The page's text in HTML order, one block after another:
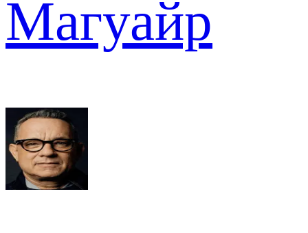
Магуайр